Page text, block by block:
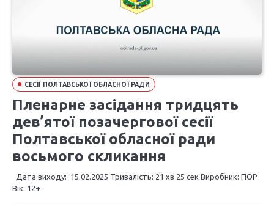
СЕСІЇ ПОЛТАВСЬКОЇ ОБЛАСНОЇ РАДИ
Пленарне засідання тридцять
дев’ятої позачергової сесії
Полтавської обласної ради
восьмого скликання
Дата виходу: 15.02.2025 Тривалість: 21 хв 25 сек Виробник: ПОР
Вік: 12+